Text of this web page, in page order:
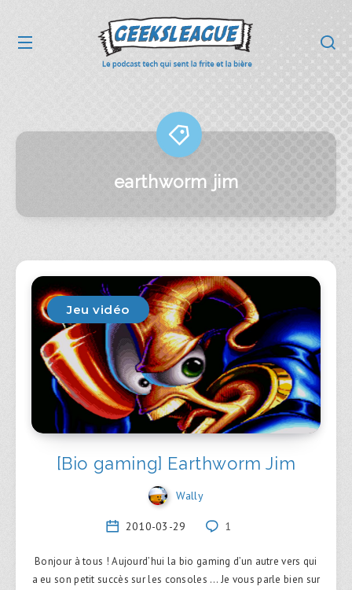
earthworm jim
Jeu vidéo
[Bio gaming] Earthworm Jim
Wally
2010-03-29 1
Bonjour à tous ! Aujourd’hui la bio gaming d’un autre vers qui
a eu son petit succès sur les consoles … Je vous parle bien sur